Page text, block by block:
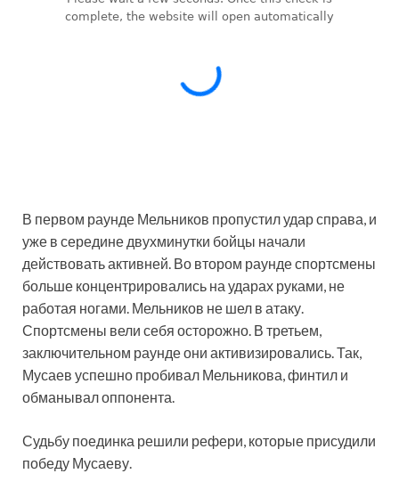
В первом раунде Мельников пропустил удар справа, и
уже в середине двухминутки бойцы начали
действовать активней. Во втором раунде спортсмены
больше концентрировались на ударах руками, не
работая ногами. Мельников не шел в атаку.
Спортсмены вели себя осторожно. В третьем,
заключительном раунде они активизировались. Так,
Мусаев успешно пробивал Мельникова, финтил и
обманывал оппонента.
Судьбу поединка решили рефери, которые присудили
победу Мусаеву.